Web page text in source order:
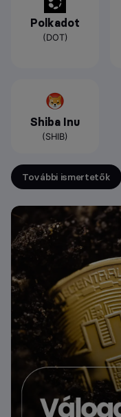
Polkadot
(DOT)
Shiba Inu
(SHIB)
További ismertetők